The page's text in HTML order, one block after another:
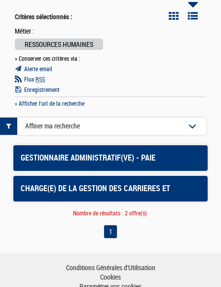
Critères sélectionnés :
Métier :
RESSOURCES HUMAINES
» Conserver ces critères via :
Alerte email
Flux RSS
Enregistrement
» Afficher l'url de la recherche
GESTIONNAIRE ADMINISTRATIF(VE) - PAIE
CHARGE(E) DE LA GESTION DES CARRIERES ET DES MOBILITES
Affiner ma recherche
Nombre de résultats : 2 offre(s)
1
Conditions Générales d'Utilisation
Cookies